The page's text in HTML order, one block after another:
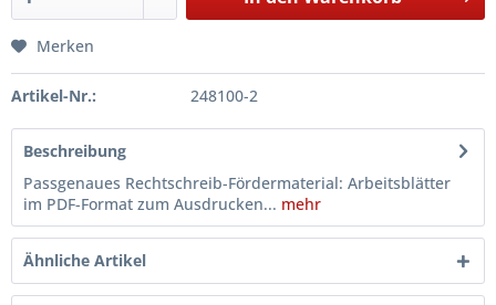
Merken
Artikel-Nr.: 248100-2
Beschreibung
Passgenaues Rechtschreib-Fördermaterial: Arbeitsblätter
im PDF-Format zum Ausdrucken... mehr
Ähnliche Artikel